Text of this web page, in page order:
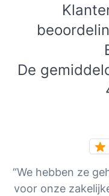
De
“We hebben ze
voor onze